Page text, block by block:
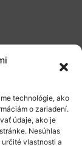
technológie, ako
o zariadení.
údaje, ako je
Nesúhlas
vlastnosti a